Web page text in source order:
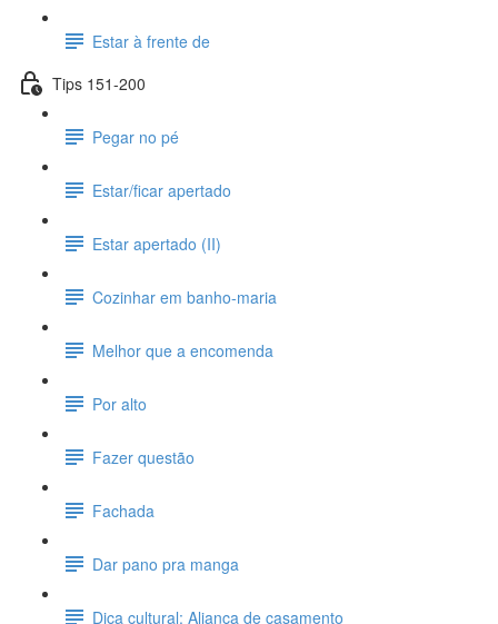
Estar à frente de
Tips 151-200
Pegar no pé
Estar/ficar apertado
Estar apertado (II)
Cozinhar em banho-maria
Melhor que a encomenda
Por alto
Fazer questão
Fachada
Dar pano pra manga
Dica cultural: Aliança de casamento